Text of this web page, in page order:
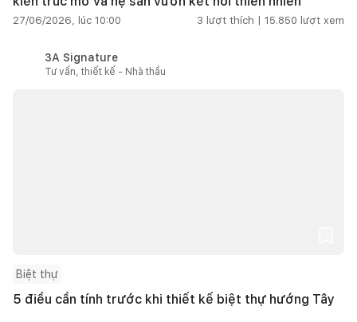
27/06/2026, lúc 10:00 3 lượt thích | 15.850 lượt xem
3A Signature
Tư vấn, thiết kế - Nhà thầu
Biệt thự
5 điều cần tính trước khi thiết kế biệt thự hướng Tây